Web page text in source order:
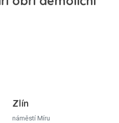
Zlín
náměstí Míru